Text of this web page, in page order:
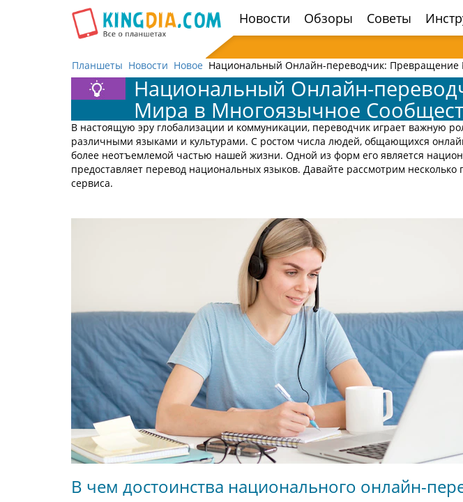
навигацию
Новости Обзоры Советы
Планшеты Новости Новое Национальный Онлайн-переводчик:
Национальный Онлайн-
Мира в Многоязычное
В настоящую эру глобализации и коммуникации, переводчик играет важную
различными языками и культурами. С ростом числа людей, общающихся
более неотъемлемой частью нашей жизни. Одной из форм его является
предоставляет перевод национальных языков. Давайте рассмотрим несколько
сервиса.
В чем достоинства национального онлайн-